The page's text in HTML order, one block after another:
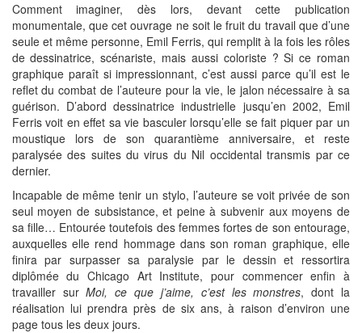
Comment imaginer, dès lors, devant cette publication
monumentale, que cet ouvrage ne soit le fruit du travail que d’une
seule et même personne, Emil Ferris, qui remplit à la fois les rôles
de dessinatrice, scénariste, mais aussi coloriste ? Si ce roman
graphique paraît si impressionnant, c’est aussi parce qu’il est le
reflet du combat de l’auteure pour la vie, le jalon nécessaire à sa
guérison. D’abord dessinatrice industrielle jusqu’en 2002, Emil
Ferris voit en effet sa vie basculer lorsqu’elle se fait piquer par un
moustique lors de son quarantième anniversaire, et reste
paralysée des suites du virus du Nil occidental transmis par ce
dernier.
Incapable de même tenir un stylo, l’auteure se voit privée de son
seul moyen de subsistance, et peine à subvenir aux moyens de
sa fille… Entourée toutefois des femmes fortes de son entourage,
auxquelles elle rend hommage dans son roman graphique, elle
finira par surpasser sa paralysie par le dessin et ressortira
diplômée du Chicago Art Institute, pour commencer enfin à
travailler surMoi, ce que j’aime, c’est les monstres, dont la
réalisation lui prendra près de six ans, à raison d’environ une
page tous les deux jours.